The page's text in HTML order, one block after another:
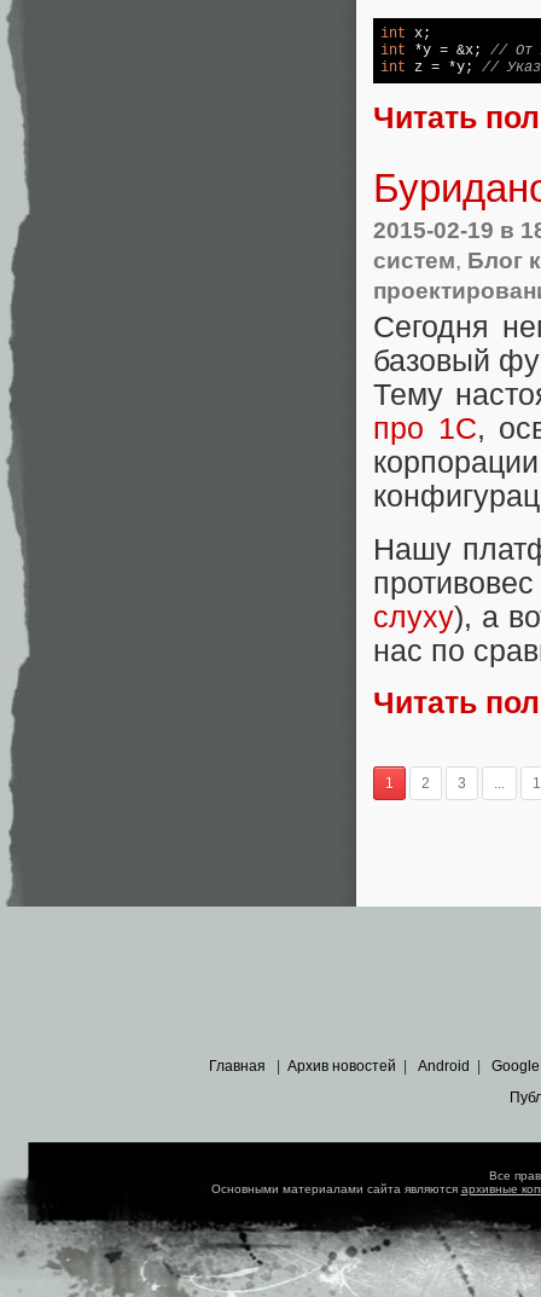
int
int *y = &x; // От
int z = *y; //
Читать
2015-02-19 в
систем, Блог
Сегодня
базовый
Тему
про 1С,
Нашу
слуху), а
нас по
Читать
1 2 3 ...
Главная | Архив новостей | Android | Google
Все
Основными материалами сайта являются архивные